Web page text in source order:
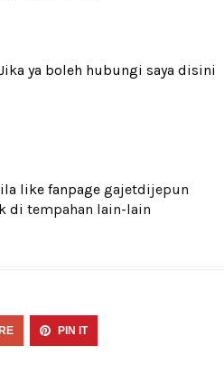
ya boleh hubungi saya disini
like fanpage gajetdijepun
di tempahan lain-lain
PIN IT